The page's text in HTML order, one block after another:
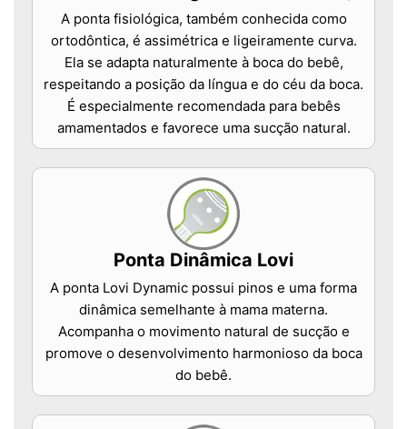
A ponta fisiológica, também conhecida como
ortodôntica, é assimétrica e ligeiramente curva.
Ela se adapta naturalmente à boca do bebê,
respeitando a posição da língua e do céu da boca.
É especialmente recomendada para bebês
amamentados e favorece uma sucção natural.
Ponta Dinâmica Lovi
A ponta Lovi Dynamic possui pinos e uma forma
dinâmica semelhante à mama materna.
Acompanha o movimento natural de sucção e
promove o desenvolvimento harmonioso da boca
do bebê.